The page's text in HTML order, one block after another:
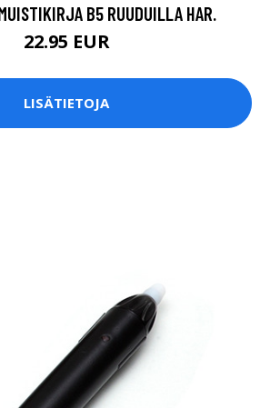
B5 RUUDUILLA HAR.
22.95 EUR
LISÄTIETOJA